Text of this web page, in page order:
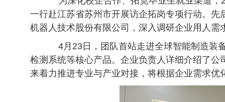
一行赴江苏省苏州市开展访企拓岗专项行动。
机器人技术股份有限公司，深入调研企业用人需
4月23日，团队首站走进全球智能制造
检测系统等核心产品。企业负责人详细介绍了公
来着力推进专业与产业对接，将根据企业需求优